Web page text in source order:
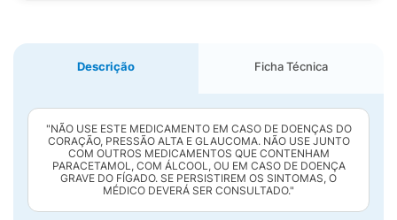
Descrição Ficha Técnica
"NÃO USE ESTE MEDICAMENTO EM CASO DE DOENÇAS DO
CORAÇÃO, PRESSÃO ALTA E GLAUCOMA. NÃO USE JUNTO
COM OUTROS MEDICAMENTOS QUE CONTENHAM
PARACETAMOL, COM ÁLCOOL, OU EM CASO DE DOENÇA
GRAVE DO FÍGADO. SE PERSISTIREM OS SINTOMAS, O
MÉDICO DEVERÁ SER CONSULTADO."